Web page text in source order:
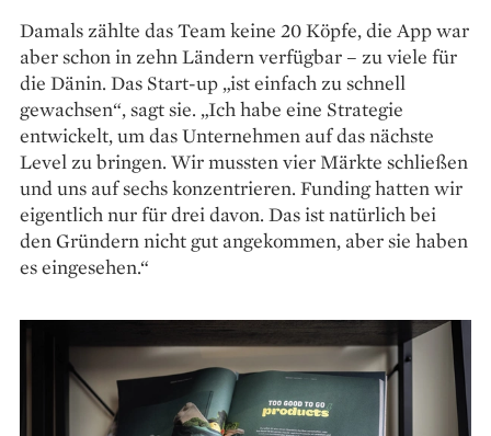
Damals zählte das Team keine 20 Köpfe, die App war
aber schon in zehn Ländern verfügbar – zu viele für
die Dänin. Das Start-up „ist einfach zu schnell
gewachsen“, sagt sie. „Ich habe eine Strategie
entwickelt, um das Unternehmen auf das nächste
Level zu bringen. Wir mussten vier Märkte schließen
und uns auf sechs konzentrieren. Funding hatten wir
eigentlich nur für drei davon. Das ist natürlich bei
den Gründern nicht gut angekommen, aber sie haben
es eingesehen.“